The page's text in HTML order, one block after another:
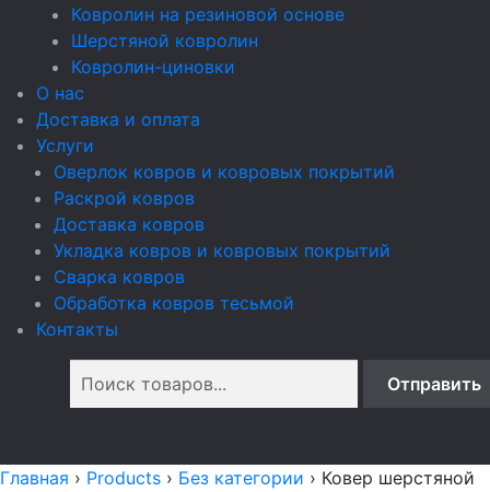
Ковролин на резиновой основе
Шерстяной ковролин
Ковролин-циновки
О нас
Доставка и оплата
Услуги
Оверлок ковров и ковровых покрытий
Раскрой ковров
Доставка ковров
Укладка ковров и ковровых покрытий
Сварка ковров
Обработка ковров тесьмой
Контакты
Главная › Products › Без категории › Ковер шерстяной